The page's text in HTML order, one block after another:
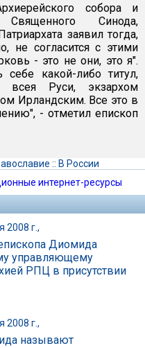
собора и
Синода,
заявил тогда,
не согласится с этими
- это не они, это я".
какой-либо титул,
всея Руси, экзархом
Ирландским. Все это в
- отметил епископ
:: В России
интернет-ресурсы
2008 г.,
Диомида
управляющему
РПЦ в присутствии
2008 г.,
называют